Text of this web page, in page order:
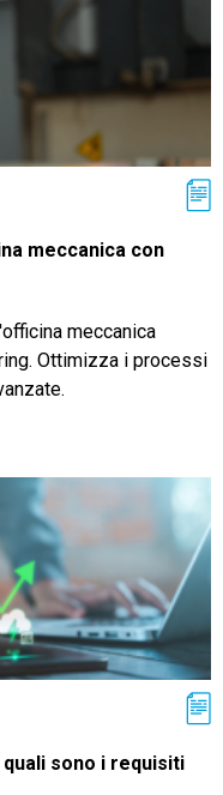
meccanica con
meccanica
Ottimizza i processi
sono i requisiti